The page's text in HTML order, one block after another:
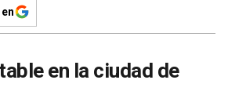
en la ciudad de